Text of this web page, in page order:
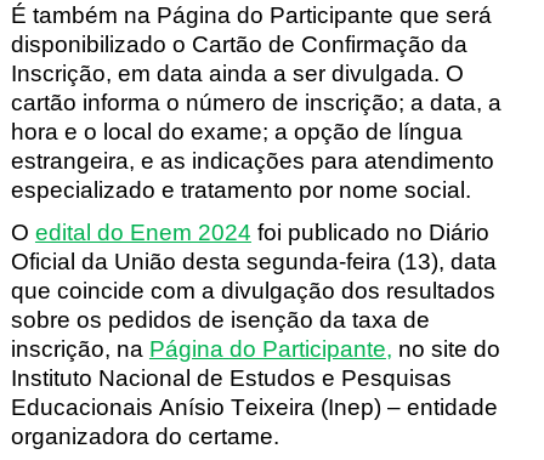
É também na Página do Participante que será
disponibilizado o Cartão de Confirmação da
Inscrição, em data ainda a ser divulgada. O
cartão informa o número de inscrição; a data, a
hora e o local do exame; a opção de língua
estrangeira, e as indicações para atendimento
especializado e tratamento por nome social.
O edital do Enem 2024 foi publicado no Diário
Oficial da União desta segunda-feira (13), data
que coincide com a divulgação dos resultados
sobre os pedidos de isenção da taxa de
inscrição, na Página do Participante, no site do
Instituto Nacional de Estudos e Pesquisas
Educacionais Anísio Teixeira (Inep) – entidade
organizadora do certame.